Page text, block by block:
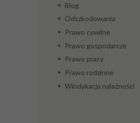
Blog
Odszkodowania
Prawo cywilne
Prawo gospodarcze
Prawo pracy
Prawo rodzinne
Windykacja należności